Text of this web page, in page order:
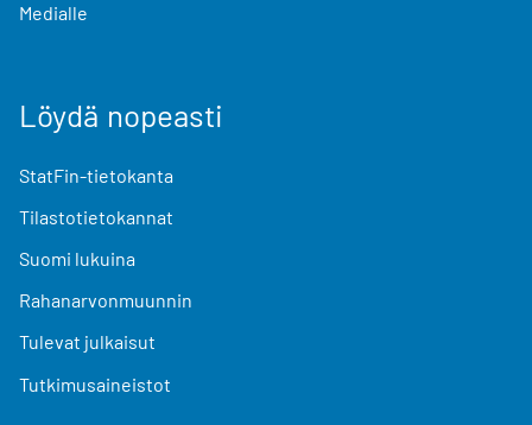
Medialle
Löydä nopeasti
StatFin-tietokanta
Tilastotietokannat
Suomi lukuina
Rahanarvonmuunnin
Tulevat julkaisut
Tutkimusaineistot